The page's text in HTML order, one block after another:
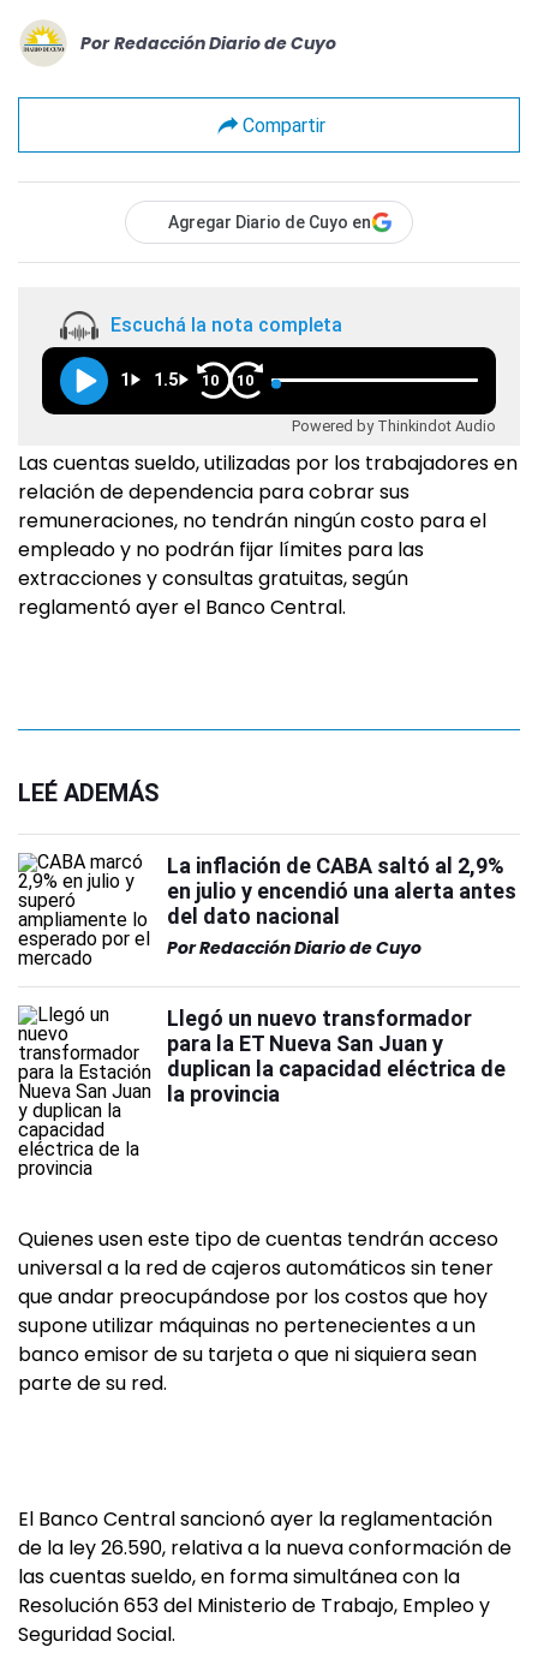
Por Redacción Diario de Cuyo
Compartir
Agregar Diario de Cuyo en
Escuchá la nota completa
1 1.5 10 10
Powered by Thinkindot Audio
Las cuentas sueldo, utilizadas por los trabajadores en
relación de dependencia para cobrar sus
remuneraciones, no tendrán ningún costo para el
empleado y no podrán fijar límites para las
extracciones y consultas gratuitas, según
reglamentó ayer el Banco Central.
LEÉ ADEMÁS
La inflación de CABA saltó al 2,9%
en julio y encendió una alerta antes
del dato nacional
PorRedacción Diario de Cuyo
Llegó un nuevo transformador
para la ET Nueva San Juan y
duplican la capacidad eléctrica de
la provincia
Quienes usen este tipo de cuentas tendrán acceso
universal a la red de cajeros automáticos sin tener
que andar preocupándose por los costos que hoy
supone utilizar máquinas no pertenecientes a un
banco emisor de su tarjeta o que ni siquiera sean
parte de su red.
El Banco Central sancionó ayer la reglamentación
de la ley 26.590, relativa a la nueva conformación de
las cuentas sueldo, en forma simultánea con la
Resolución 653 del Ministerio de Trabajo, Empleo y
Seguridad Social.